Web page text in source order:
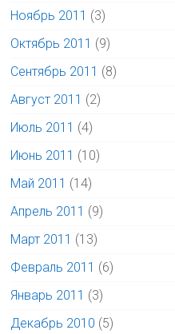
Ноябрь 2011 (3)
Октябрь 2011 (9)
Сентябрь 2011 (8)
Август 2011 (2)
Июль 2011 (4)
Июнь 2011 (10)
Май 2011 (14)
Апрель 2011 (9)
Март 2011 (13)
Февраль 2011 (6)
Январь 2011 (3)
Декабрь 2010 (5)